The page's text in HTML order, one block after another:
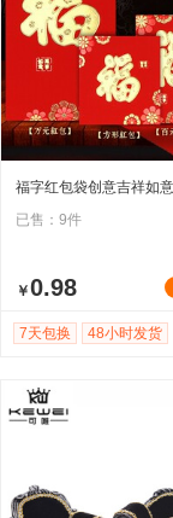
已售：9件
￥0.98
7天包换 48小时发货